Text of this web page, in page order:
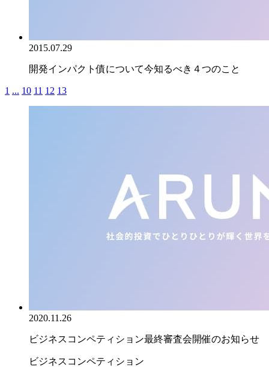
2015.07.29
開発インパクト債について今知るべき４つのこと
1 ... 10 11 12 13
2020.11.26
ビジネスコンペティション最終審査会開催のお知らせ
ビジネスコンペティション